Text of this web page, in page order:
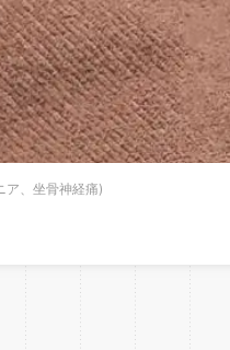
ア、坐骨神経痛)